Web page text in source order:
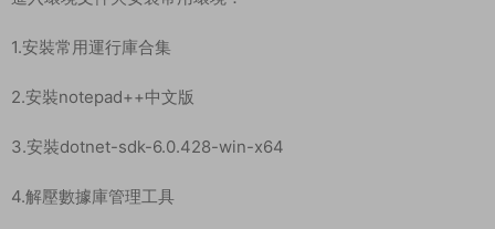
1.安裝常用運行庫合集
2.安裝notepad++中文版
3.安裝dotnet-sdk-6.0.428-win-x64
4.解壓數據庫管理工具